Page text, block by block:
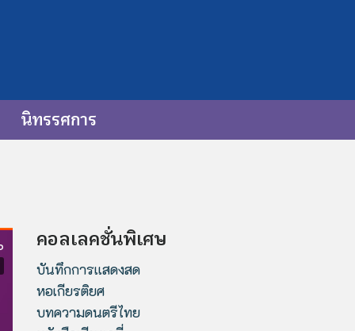
นิทรรศการ
คอลเลคชั่นพิเศษ
บันทึกการแสดงสด
หอเกียรติยศ
บทความดนตรีไทย